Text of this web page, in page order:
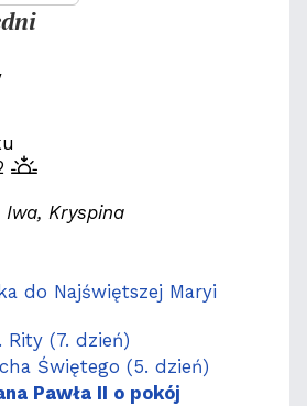
Iwa, Kryspina
do Najświętszej Maryi
Rity (7. dzień)
Świętego (5. dzień)
Pawła II o pokój